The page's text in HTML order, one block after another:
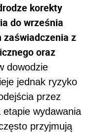
korekty
do września
zaświadczenia z
oraz
dowodzie
jednak ryzyko
przez
wydawania
przyjmują